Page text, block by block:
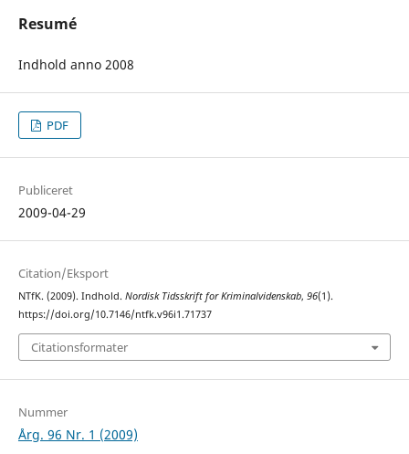
Resumé
Indhold anno 2008
PDF
Publiceret
2009-04-29
Citation/Eksport
NTfK. (2009). Indhold. Nordisk Tidsskrift for Kriminalvidenskab, 96(1).
https://doi.org/10.7146/ntfk.v96i1.71737
Citationsformater
Nummer
Årg. 96 Nr. 1 (2009)